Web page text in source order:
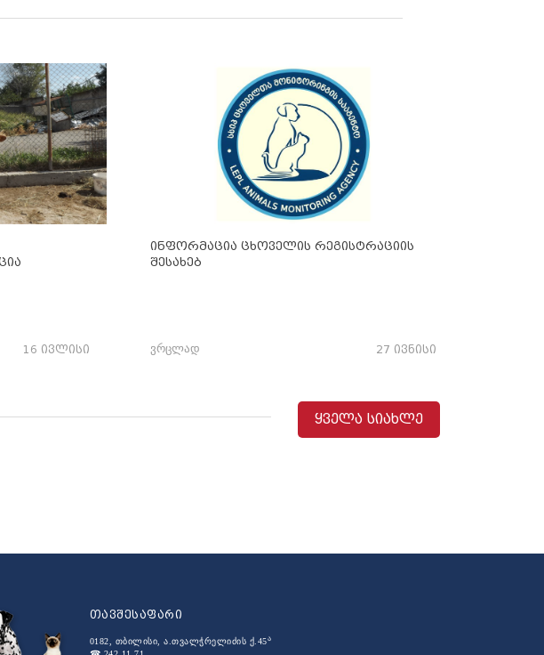
16 ივლისი
ინფორმაცია ცხოველის რეგისტრაციის
შესახებ
27 ივნისი
ვრცლად
ყველა სიახლე
თავშესაფარი
0182, თბილისი, ა.თვალჭრელიძის ქ.45ა